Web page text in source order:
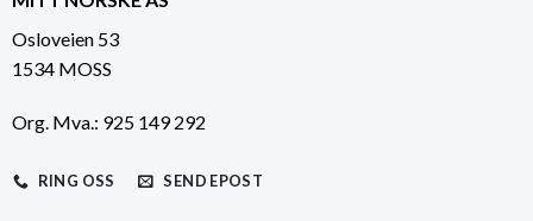
Osloveien 53
1534 MOSS
Org. Mva.: 925 149 292
RING OSS SEND EPOST